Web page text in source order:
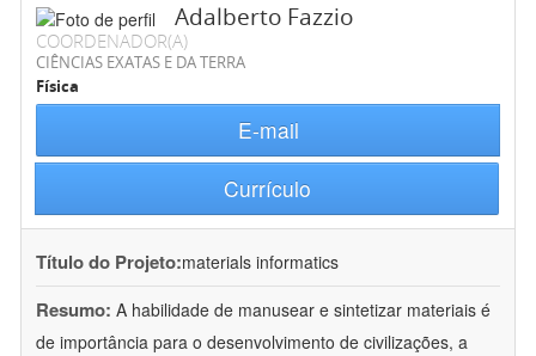
Adalberto Fazzio
COORDENADOR(A)
CIÊNCIAS EXATAS E DA TERRA
Física
E-mail
Currículo
Título do Projeto:materials informatics
Resumo: A habilidade de manusear e sintetizar materiais é
de importância para o desenvolvimento de civilizações, a